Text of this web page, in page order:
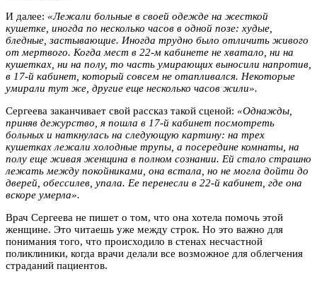
И далее: «Лежали больные в своей одежде на жесткой
кушетке, иногда по несколько часов в одной позе: худые,
бледные, застывающие. Иногда трудно было отличить живого
от мертвого. Когда мест в 22-м кабинете не хватало, ни на
кушетках, ни на полу, то часть умирающих выносили напротив,
в 17-й кабинет, который совсем не отапливался. Некоторые
умирали тут же, другие еще несколько часов жили».
Сергеева заканчивает свой рассказ такой сценой: «Однажды,
приняв дежурство, я пошла в 17-й кабинет посмотреть
больных и наткнулась на следующую картину: на трех
кушетках лежали холодные трупы, а посередине комнаты, на
полу еще живая женщина в полном сознании. Ей стало страшно
лежать между покойниками, она встала, но не могла дойти до
дверей, обессилев, упала. Ее перенесли в 22-й кабинет, где она
вскоре умерла».
Врач Сергеева не пишет о том, что она хотела помочь этой
женщине. Это читаешь уже между строк. Но это важно для
понимания того, что происходило в стенах несчастной
поликлиники, когда врачи делали все возможное для облегчения
страданий пациентов.